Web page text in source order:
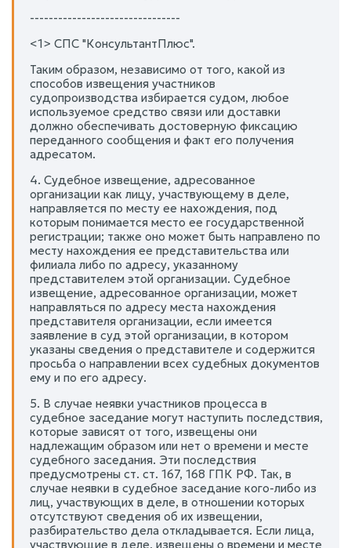
--------------------------------
<1> СПС "КонсультантПлюс".
Таким образом, независимо от того, какой из
способов извещения участников
судопроизводства избирается судом, любое
используемое средство связи или доставки
должно обеспечивать достоверную фиксацию
переданного сообщения и факт его получения
адресатом.
4. Судебное извещение, адресованное
организации как лицу, участвующему в деле,
направляется по месту ее нахождения, под
которым понимается место ее государственной
регистрации; также оно может быть направлено по
месту нахождения ее представительства или
филиала либо по адресу, указанному
представителем этой организации. Судебное
извещение, адресованное организации, может
направляться по адресу места нахождения
представителя организации, если имеется
заявление в суд этой организации, в котором
указаны сведения о представителе и содержится
просьба о направлении всех судебных документов
ему и по его адресу.
5. В случае неявки участников процесса в
судебное заседание могут наступить последствия,
которые зависят от того, извещены они
надлежащим образом или нет о времени и месте
судебного заседания. Эти последствия
предусмотрены ст. ст. 167, 168 ГПК РФ. Так, в
случае неявки в судебное заседание кого-либо из
лиц, участвующих в деле, в отношении которых
отсутствуют сведения об их извещении,
разбирательство дела откладывается. Если лица,
участвующие в деле, извещены о времени и месте